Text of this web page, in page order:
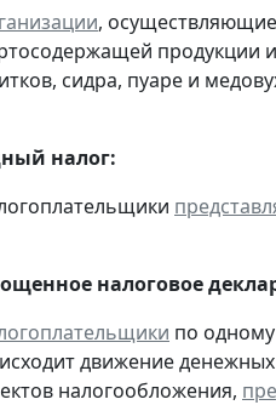
,
продукции и
сидра, пуаре и
налог:
налоговое
по
движение
налогообложения,